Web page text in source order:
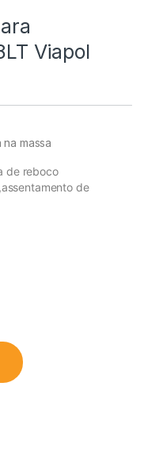
Viapol
massa
de reboco
de